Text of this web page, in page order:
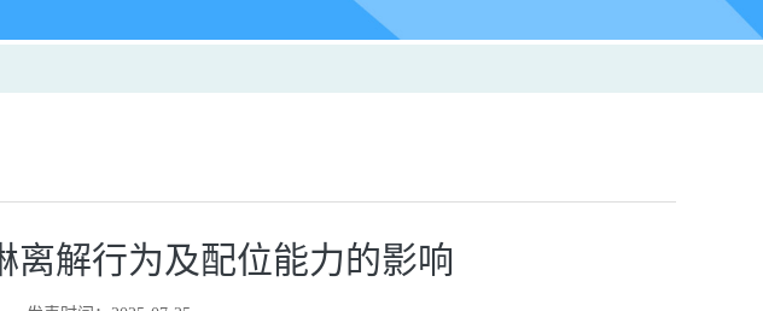
离解行为及配位能力的影响